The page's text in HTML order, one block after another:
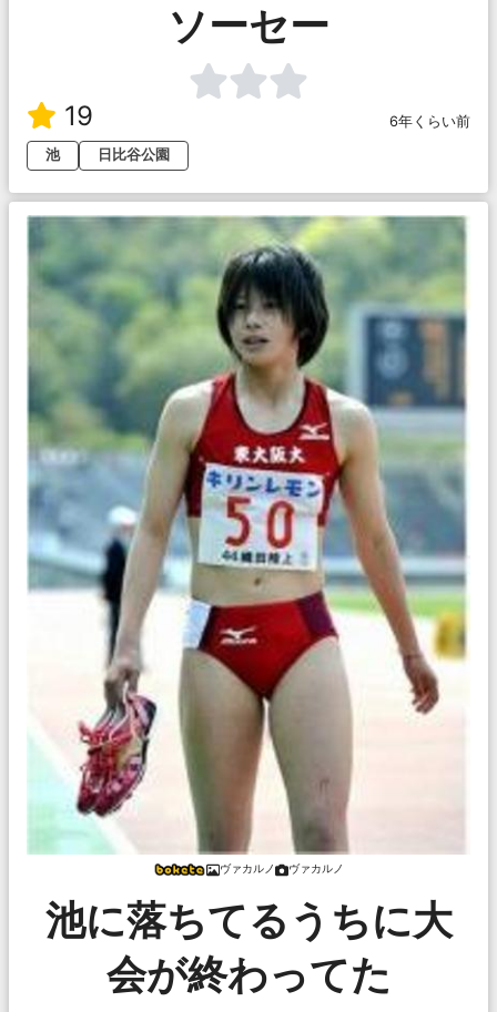
ソーセー
19
6年くらい前
池
日比谷公園
ヴァカルノ ヴァカルノ
池に落ちてるうちに大
会が終わってた